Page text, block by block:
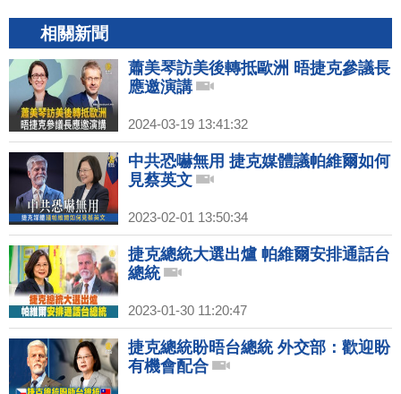
相關新聞
蕭美琴訪美後轉抵歐洲 晤捷克參議長
應邀演講
2024-03-19 13:41:32
中共恐嚇無用 捷克媒體議帕維爾如何
見蔡英文
2023-02-01 13:50:34
捷克總統大選出爐 帕維爾安排通話台
總統
2023-01-30 11:20:47
捷克總統盼晤台總統 外交部：歡迎盼
有機會配合